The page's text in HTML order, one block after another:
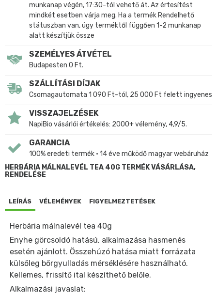
munkanap végén, 17:30-tól vehető át. Az értesítést
mindkét esetben várja meg. Ha a termék Rendelhető
státuszban van, úgy terméktől függően 1-2 munkanap
alatt készítjük össze
SZEMÉLYES ÁTVÉTEL
Budapesten 0 Ft.
SZÁLLÍTÁSI DÍJAK
Csomagautomata 1 090 Ft-tól, 25 000 Ft felett ingyenes
VISSZAJELZÉSEK
NapiBio vásárlói értékelés: 2000+ vélemény, 4,9/5.
GARANCIA
100% eredeti termék • 14 éve működő magyar webáruház
HERBÁRIA MÁLNALEVÉL TEA 40G TERMÉK VÁSÁRLÁSA,
RENDELÉSE
LEÍRÁS VÉLEMÉNYEK FIGYELMEZTETÉSEK
Herbária málnalevél tea 40g
Enyhe görcsoldó hatású, alkalmazása hasmenés
esetén ajánlott. Összehúzó hatása miatt forrázata
külsőleg bőrgyulladás mérséklésére használható.
Kellemes, frissítő ital készíthető belőle.
Alkalmazási javaslat: